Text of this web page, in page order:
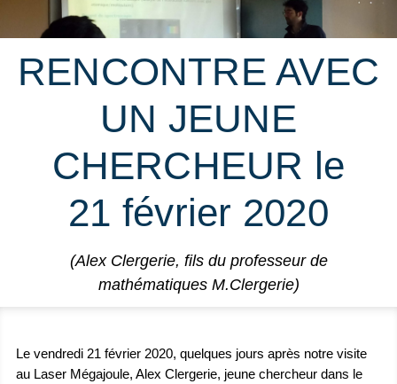
RENCONTRE AVEC
UN JEUNE
CHERCHEUR le
21 février 2020
(Alex Clergerie, fils du professeur de
mathématiques M.Clergerie)
Le vendredi 21 février 2020, quelques jours après notre visite
au Laser Mégajoule, Alex Clergerie, jeune chercheur dans le